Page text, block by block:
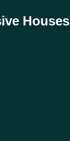
Houses